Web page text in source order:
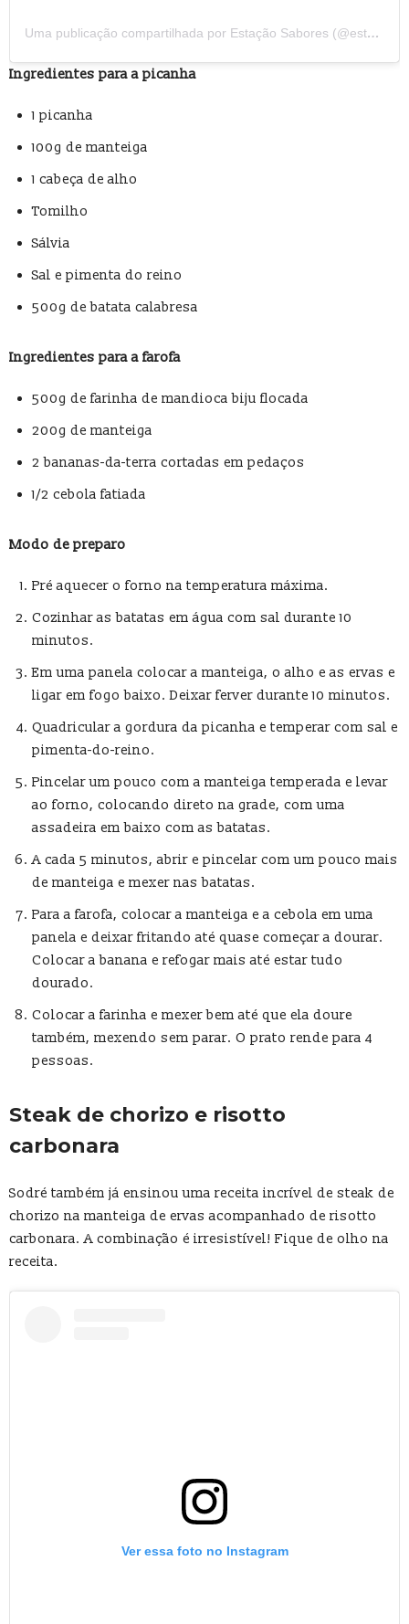
Uma publicação compartilhada por Estação Sabores (@estacaosaboreszonasul)
Ingredientes para a picanha
1 picanha
100g de manteiga
1 cabeça de alho
Tomilho
Sálvia
Sal e pimenta do reino
500g de batata calabresa
Ingredientes para a farofa
500g de farinha de mandioca biju flocada
200g de manteiga
2 bananas-da-terra cortadas em pedaços
1/2 cebola fatiada
Modo de preparo
Pré aquecer o forno na temperatura máxima.
Cozinhar as batatas em água com sal durante 10
minutos.
Em uma panela colocar a manteiga, o alho e as ervas e
ligar em fogo baixo. Deixar ferver durante 10 minutos.
Quadricular a gordura da picanha e temperar com sal e
pimenta-do-reino.
Pincelar um pouco com a manteiga temperada e levar
ao forno, colocando direto na grade, com uma
assadeira em baixo com as batatas.
A cada 5 minutos, abrir e pincelar com um pouco mais
de manteiga e mexer nas batatas.
Para a farofa, colocar a manteiga e a cebola em uma
panela e deixar fritando até quase começar a dourar.
Colocar a banana e refogar mais até estar tudo
dourado.
Colocar a farinha e mexer bem até que ela doure
também, mexendo sem parar. O prato rende para 4
pessoas.
Steak de chorizo e risotto
carbonara
Sodré também já ensinou uma receita incrível de steak de
chorizo na manteiga de ervas acompanhado de risotto
carbonara. A combinação é irresistível! Fique de olho na
receita.
Ver essa foto no Instagram